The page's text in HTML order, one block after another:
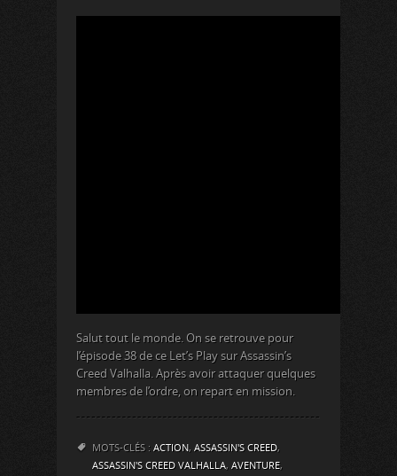
Salut tout le monde. On se retrouve pour
l’épisode 38 de ce Let’s Play sur Assassin’s
Creed Valhalla. Après avoir attaquer quelques
membres de l’ordre, on repart en mission.
MOTS-CLÉS : ACTION, ASSASSIN'S CREED,
ASSASSIN'S CREED VALHALLA, AVENTURE,